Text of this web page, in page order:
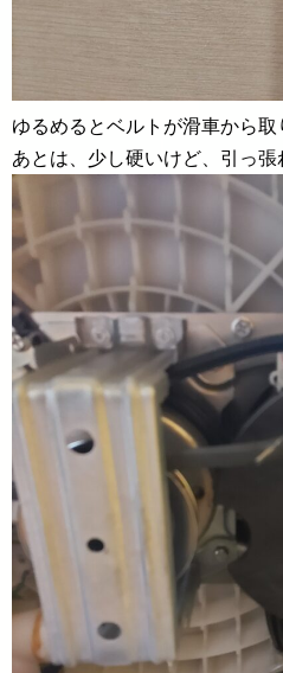
ゆるめるとベルトが滑車から取
あとは、少し硬いけど、引っ張